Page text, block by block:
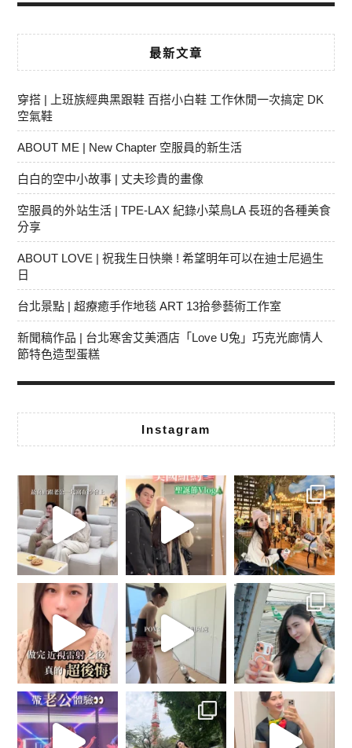
最新文章
穿搭 | 上班族經典黑跟鞋 百搭小白鞋 工作休閒一次搞定 DK
空氣鞋
ABOUT ME | New Chapter 空服員的新生活
白白的空中小故事 | 丈夫珍貴的畫像
空服員的外站生活 | TPE-LAX 紀錄小菜鳥LA 長班的各種美食
分享
ABOUT LOVE | 祝我生日快樂 ! 希望明年可以在迪士尼過生
日
台北景點 | 超療癒手作地毯 ART 13拾參藝術工作室
新聞稿作品 | 台北寒舍艾美酒店「Love U兔」巧克光廊情人
節特色造型蛋糕
Instagram